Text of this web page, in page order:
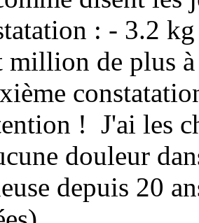
: - 3.2
million de plus
! J'ai les
douleur
depuis 20